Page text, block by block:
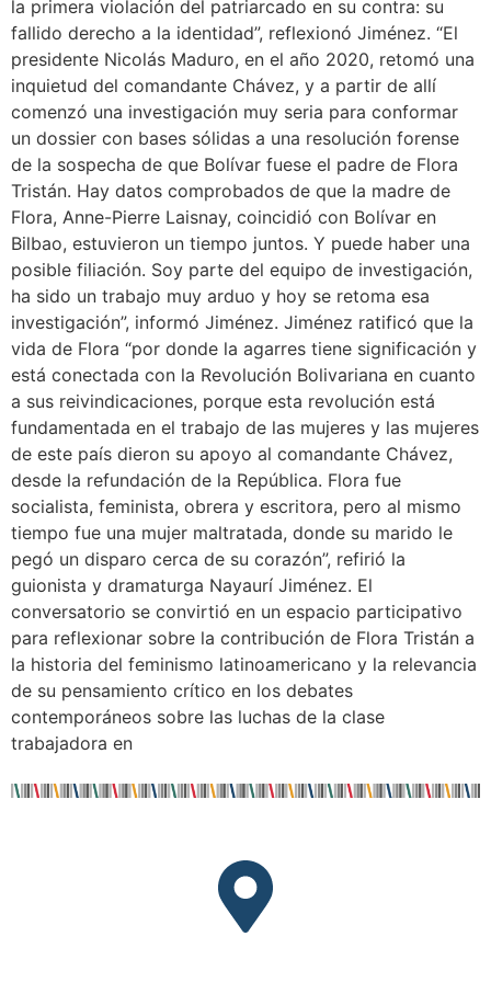
la primera violación del patriarcado en su contra: su
fallido derecho a la identidad”, reflexionó Jiménez. “El
presidente Nicolás Maduro, en el año 2020, retomó una
inquietud del comandante Chávez, y a partir de allí
comenzó una investigación muy seria para conformar
un dossier con bases sólidas a una resolución forense
de la sospecha de que Bolívar fuese el padre de Flora
Tristán. Hay datos comprobados de que la madre de
Flora, Anne-Pierre Laisnay, coincidió con Bolívar en
Bilbao, estuvieron un tiempo juntos. Y puede haber una
posible filiación. Soy parte del equipo de investigación,
ha sido un trabajo muy arduo y hoy se retoma esa
investigación”, informó Jiménez. Jiménez ratificó que la
vida de Flora “por donde la agarres tiene significación y
está conectada con la Revolución Bolivariana en cuanto
a sus reivindicaciones, porque esta revolución está
fundamentada en el trabajo de las mujeres y las mujeres
de este país dieron su apoyo al comandante Chávez,
desde la refundación de la República. Flora fue
socialista, feminista, obrera y escritora, pero al mismo
tiempo fue una mujer maltratada, donde su marido le
pegó un disparo cerca de su corazón”, refirió la
guionista y dramaturga Nayaurí Jiménez. El
conversatorio se convirtió en un espacio participativo
para reflexionar sobre la contribución de Flora Tristán a
la historia del feminismo latinoamericano y la relevancia
de su pensamiento crítico en los debates
contemporáneos sobre las luchas de la clase
trabajadora en